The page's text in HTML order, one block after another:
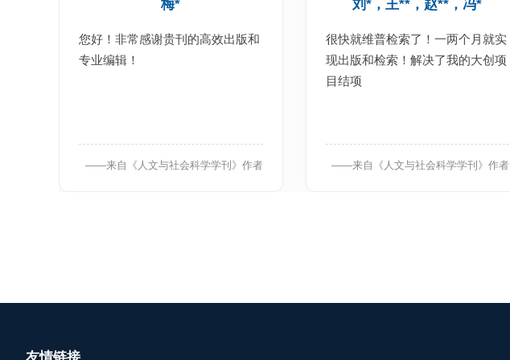
梅*
您好！非常感谢贵刊的高效出版和
专业编辑！
——来自《人文与社会科学学刊》作者
刘*，王**，赵**，冯*
很快就维普检索了！一两个月就实
现出版和检索！解决了我的大创项
目结项
——来自《人文与社会科学学刊》作者